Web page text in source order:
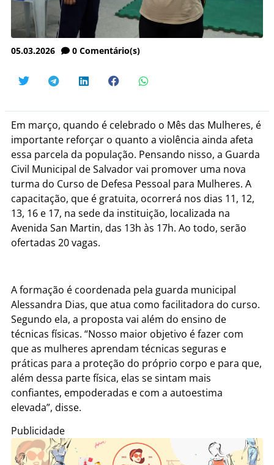
05.03.2026 0 Comentário(s)
Em março, quando é celebrado o Mês das Mulheres, é
importante reforçar o quanto a violência ainda afeta
essa parcela da população. Pensando nisso, a Guarda
Civil Municipal de Salvador vai promover uma nova
turma do Curso de Defesa Pessoal para Mulheres. A
capacitação, que é gratuita, ocorrerá nos dias 11, 12,
13, 16 e 17, na sede da instituição, localizada na
Avenida San Martin, das 13h às 17h. Ao todo, serão
ofertadas 20 vagas.
A formação é coordenada pela guarda municipal
Alessandra Dias, que atua como facilitadora do curso.
Segundo ela, a proposta vai além do ensino de
técnicas físicas. “Nosso maior objetivo é fazer com
que as mulheres aprendam técnicas seguras e
práticas para a proteção do próprio corpo e para que,
além dessa parte física, elas se sintam mais
confiantes, empoderadas e com a autoestima
elevada”, disse.
Publicidade